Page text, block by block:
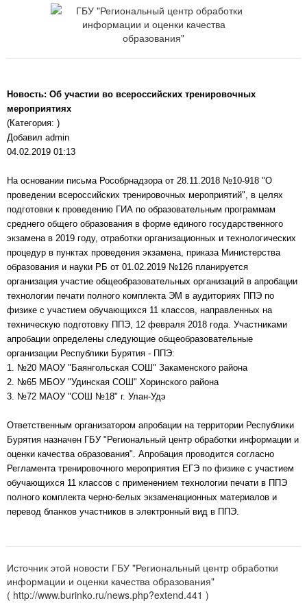
Новость: Об участии во всероссийских тренировочных
мероприятиях
(Категория: )
Добавил admin
04.02.2019 01:13
На основании письма Рособрнадзора от 28.11.2018 №10-918 "О
проведении всероссийских тренировочных мероприятий", в целях
подготовки к проведению ГИА по образовательным программам
среднего общего образования в форме единого государственного
экзамена в 2019 году, отработки организационных и технологических
процедур в пунктах проведения экзамена, приказа Министерства
образования и науки РБ от 01.02.2019 №126 планируется
организация участие общеобразовательных организаций в апробации
технологии печати полного комплекта ЭМ в аудиториях ППЭ по
физике с участием обучающихся 11 классов, направленных на
техническую подготовку ППЭ, 12 февраля 2018 года. Участниками
апробации определены следующие общеобразовательные
организации Республики Бурятия - ППЭ:
1. №20 МАОУ "Баянгольская СОШ" Закаменского района
2. №65 МБОУ "Удинская СОШ" Хоринского района
3. №72 МАОУ "СОШ №18" г. Улан-Удэ
Ответственным организатором апробации на территории Республики
Бурятия назначен ГБУ "Региональный центр обработки информации и
оценки качества образования". Апробация проводится согласно
Регламента тренировочного мероприятия ЕГЭ по физике с участием
обучающихся 11 классов с применением технологии печати в ППЭ
полного комплекта черно-белых экзаменационных материалов и
перевод бланков участников в электронный вид в ППЭ.
Источник этой новости ГБУ "Региональный центр обработки
информации и оценки качества образования"
( http://www.burinko.ru/news.php?extend.441 )